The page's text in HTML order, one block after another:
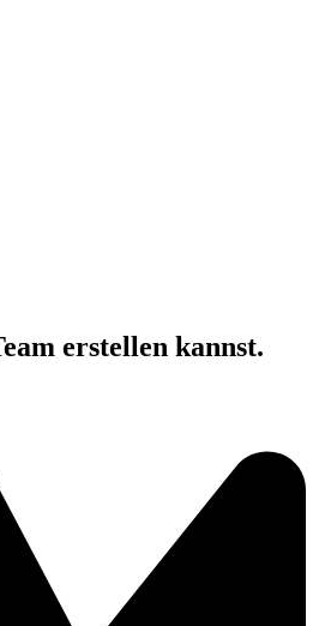
erstellen kannst.